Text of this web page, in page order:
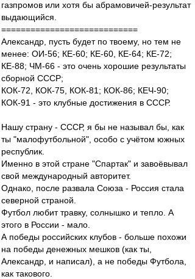
газпромов или хотя бы абрамовичей-результат
выдающийся.
============================
Александр, пусть будет по твоему, но тем не
менее: ОИ-56; КЕ-60; КЕ-60, КЕ-64; КЕ-72;
КЕ-88; ЧМ-66 - это очень хорошие результаты
сборной СССР;
КОК-72, КОК-75, КОК-81; КОК-86; КЕЧ-90;
КОК-91 - это клубные достижения в СССР.
Нашу страну - СССР, я бы не называл бы, как
ты "малофутбольной", особо с учётом южных
республик.
Именно в этой стране "Спартак" и завоёвывал
свой международный авторитет.
Однако, после развала Союза - Россия стала
северной страной.
Футбол любит травку, солнышко и тепло. А
этого в России - мало.
А победы российских клубов - больше похожи
на победы денежных мешков (как ты,
Александр, и написал), а не победы Футбола,
как такового.